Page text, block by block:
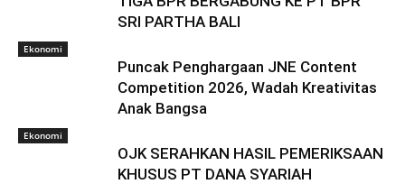
SRI PARTHA BALI
Ekonomi
Puncak Penghargaan JNE Content
Competition 2026, Wadah Kreativitas
Anak Bangsa
Ekonomi
OJK SERAHKAN HASIL PEMERIKSAAN
KHUSUS PT DANA SYARIAH